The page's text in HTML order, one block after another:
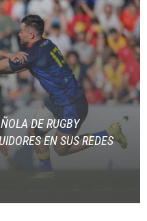
DE RUGBY
EN SUS REDES